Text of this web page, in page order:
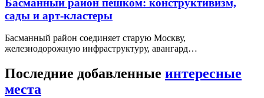
сады и арт-кластеры
Басманный район соединяет старую Москву,
железнодорожную инфраструктуру, авангард…
Последние добавленные интересные
места